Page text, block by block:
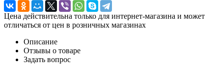
Цена действительна только для интернет-магазина и может
отличаться от цен в розничных магазинах
Описание
Отзывы о товаре
Задать вопрос